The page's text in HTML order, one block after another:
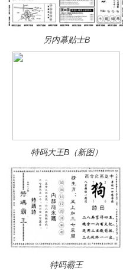
另内幕贴士B
特码大王B（新图）
特码霸王